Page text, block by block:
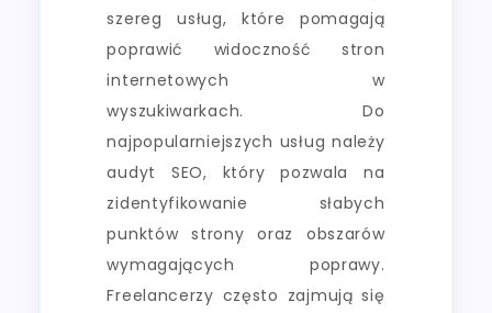
szereg usług, które pomagają
poprawić widoczność stron
internetowych w
wyszukiwarkach. Do
najpopularniejszych usług należy
audyt SEO, który pozwala na
zidentyfikowanie słabych
punktów strony oraz obszarów
wymagających poprawy.
Freelancerzy często zajmują się